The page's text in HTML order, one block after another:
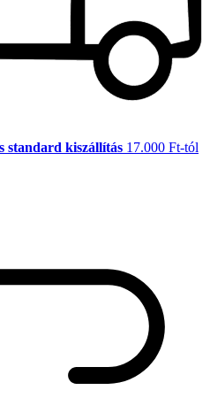
standard kiszállítás 17.000 Ft-tól